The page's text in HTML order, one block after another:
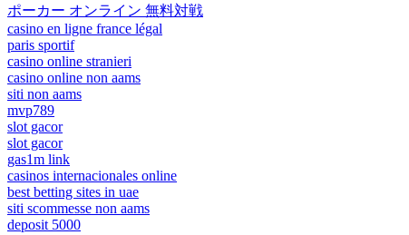
ポーカー オンライン 無料対戦
casino en ligne france légal
paris sportif
casino online stranieri
casino online non aams
siti non aams
mvp789
slot gacor
slot gacor
gas1m link
casinos internacionales online
best betting sites in uae
siti scommesse non aams
deposit 5000